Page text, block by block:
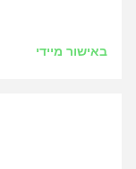
באישור מיידי